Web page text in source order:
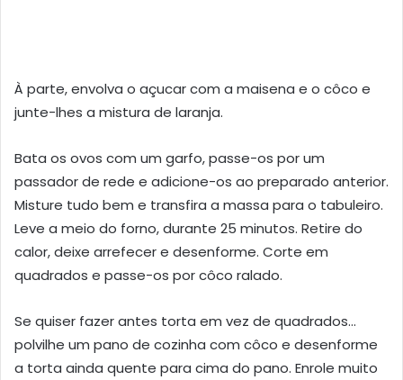
À parte, envolva o açucar com a maisena e o côco e
junte-lhes a mistura de laranja.
Bata os ovos com um garfo, passe-os por um
passador de rede e adicione-os ao preparado anterior.
Misture tudo bem e transfira a massa para o tabuleiro.
Leve a meio do forno, durante 25 minutos. Retire do
calor, deixe arrefecer e desenforme. Corte em
quadrados e passe-os por côco ralado.
Se quiser fazer antes torta em vez de quadrados…
polvilhe um pano de cozinha com côco e desenforme
a torta ainda quente para cima do pano. Enrole muito